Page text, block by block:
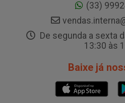
(33)
De segunda a sexta
13:30 às
Baixe já